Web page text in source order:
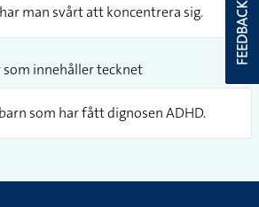
man svårt att koncentrera sig.
innehåller tecknet
som har fått dignosen ADHD.
FEEDBACK